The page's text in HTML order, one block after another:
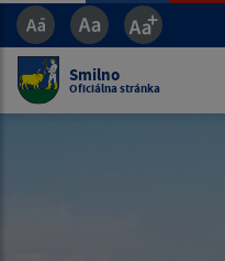
Smilno
Oficiálna stránka